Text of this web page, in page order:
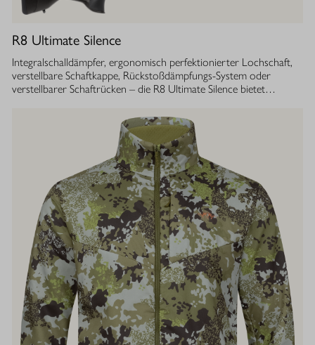
R8 Ultimate Silence
Integralschalldämpfer, ergonomisch perfektionierter Lochschaft,
verstellbare Schaftkappe, Rückstoßdämpfungs-System oder
verstellbarer Schaftrücken – die R8 Ultimate Silence bietet
auf die eigenen Bedürfnisse abstimmen und tragen aktiv zum
besseren Treffen bei. Gleichzeitig ist ihre Konstruktion ganzheitlich
auf den Schutz des Gehörs von Jäger und Hund abgestimmt.
Immer, bei jedem Schuss. Dafür sorgt der Blaser
Integralschalldämpfer. Dank gleichmäßig über den gesamten Lauf
verteilter Masse, bietet die R8 Ultimate Silence die erstklassige
Balance und Führigkeit, die jedes R8 Modell auszeichnet. Die ­
Außenkontur von Lauf- und Schalldämpfermantel ist in
stufenlosem Bull-Barrel-Design gestaltet, das ihr sowohl ein
geringes Gewicht als auch ein ausgesprochen attraktives
Gesamtbild verleiht.